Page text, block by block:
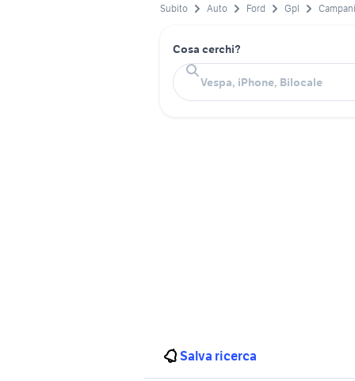
Subito Auto Ford Gpl
Cosa cerchi?
Salva ricerca